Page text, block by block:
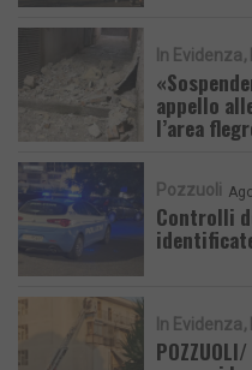
In Evidenza
appello
l’area
Pozzuoli
Controlli
In Evidenza